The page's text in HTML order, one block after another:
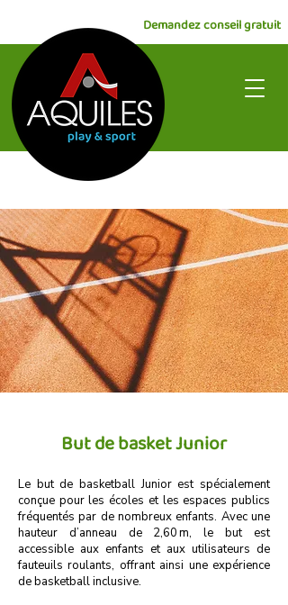
Demandez conseil gratuit
But de basket Junior
Le but de basketball Junior est spécialement
conçue pour les écoles et les espaces publics
fréquentés par de nombreux enfants. Avec une
hauteur d’anneau de 2,60 m, le but est
accessible aux enfants et aux utilisateurs de
fauteuils roulants, offrant ainsi une expérience
de basketball inclusive.